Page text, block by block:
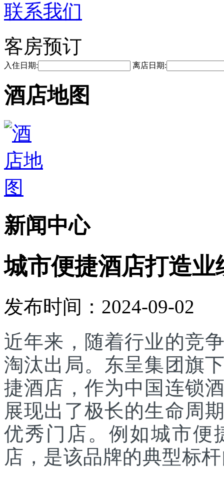
联系我们
客房预订
入住日期: 离店日期:
酒店地图
新闻中心
城市便捷酒店打造
发布时间：2024-09-02
近年来，随着行业的竞
淘汰出局。东呈集团旗
捷酒店，作为中国连锁
展现出了极长的生命周
优秀门店。例如城市便
店，是该品牌的典型标